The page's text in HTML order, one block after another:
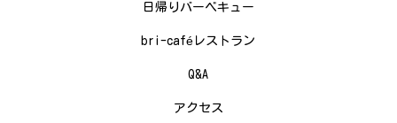
日帰りバーベキュー
bri-caféレストラン
Q&A
アクセス